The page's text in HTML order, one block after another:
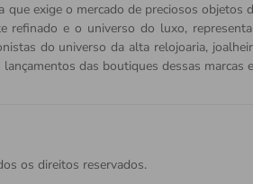
exige o mercado de preciosos objetos
e o universo do luxo,
do universo da alta relojoaria,
das boutiques dessas marcas
os direitos reservados.